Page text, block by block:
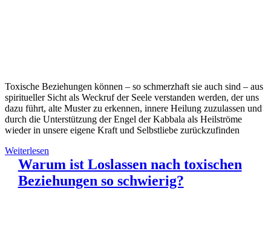
Toxische Beziehungen können – so schmerzhaft sie auch sind – aus
spiritueller Sicht als Weckruf der Seele verstanden werden, der uns
dazu führt, alte Muster zu erkennen, innere Heilung zuzulassen und
durch die Unterstützung der Engel der Kabbala als Heilströme
wieder in unsere eigene Kraft und Selbstliebe zurückzufinden
Weiterlesen
Warum ist Loslassen nach toxischen
Beziehungen so schwierig?